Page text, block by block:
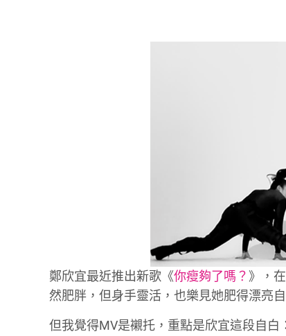
鄭欣宜最近推出新歌《你瘦夠了嗎？ 》，
然肥胖，但身手靈活，也樂見她肥得漂亮
但我覺得MV是襯托，重點是欣宜這段自白